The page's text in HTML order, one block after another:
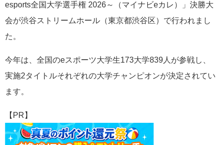
esports全国大学選手権 2026～（マイナビeカレ）」決勝大
会が渋谷ストリームホール（東京都渋谷区）で行われまし
た。
今年は、全国のeスポーツ大学生173大学839人が参戦し、
実施2タイトルそれぞれの大学チャンピオンが決定されてい
ます。
【PR】